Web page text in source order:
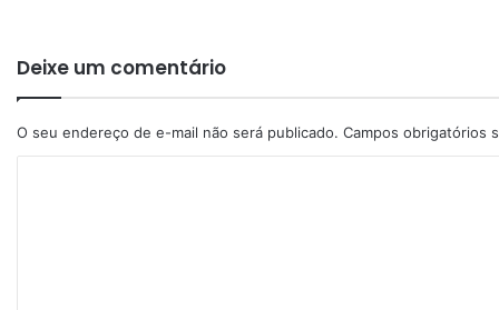
Deixe um comentário
O seu endereço de e-mail não será publicado. Campos obrigatórios